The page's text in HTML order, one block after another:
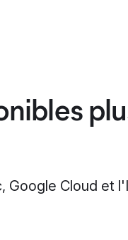
Google Cloud et